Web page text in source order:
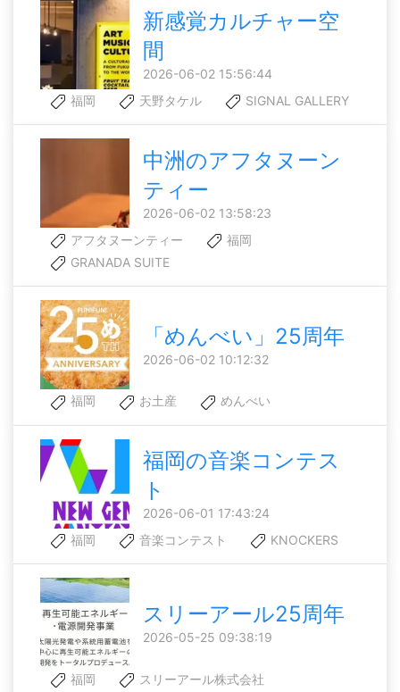
新感覚カルチャー空
間
2026-06-02 15:56:44
福岡
天野タケル SIGNAL GALLERY
中洲のアフタヌーン
ティー
2026-06-02 13:58:23
アフタヌーンティー
福岡
GRANADA SUITE
「めんべい」25周年
2026-06-02 10:12:32
福岡 お土産 めんべい
福岡の音楽コンテス
ト
2026-06-01 17:43:24
福岡
音楽コンテスト KNOCKERS
スリーアール25周年
2026-05-25 09:38:19
福岡
スリーアール株式会社